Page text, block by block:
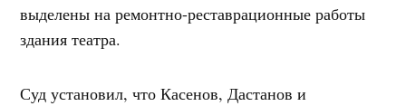
выделены на ремонтно-реставрационные работы
здания театра.
Суд установил, что Касенов, Дастанов и